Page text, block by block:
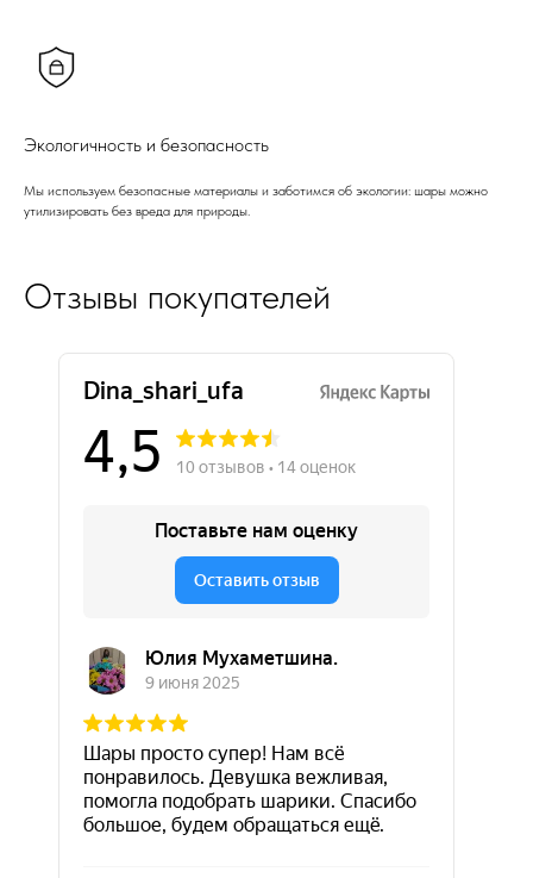
Экологичность и безопасность
Мы используем безопасные материалы и заботимся об экологии: шары можно
утилизировать без вреда для природы.
Отзывы покупателей